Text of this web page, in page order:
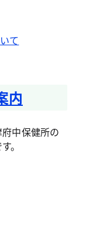
て
内
中保健所の
。